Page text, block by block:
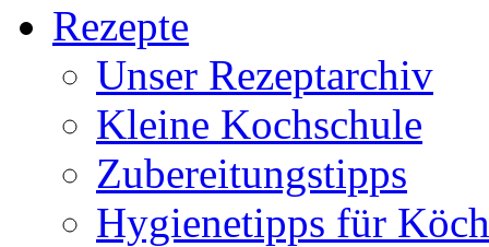
Rezepte
Unser Rezeptarchiv
Kleine Kochschule
Zubereitungstipps
Hygienetipps für